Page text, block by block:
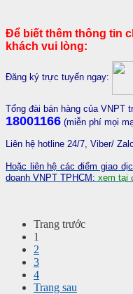
Để biết thêm thông tin
khách vui lòng:
Đăng ký trực tuyến ngay:
Tổng đài bán hàng của VNPT
18001166 (miễn phí mọi
Liên hệ hotline 24/7, Viber/
Hoặc liên hệ các điểm giao
doanh VNPT TPHCM: xem tại
Trang trước
1
2
3
4
Trang sau